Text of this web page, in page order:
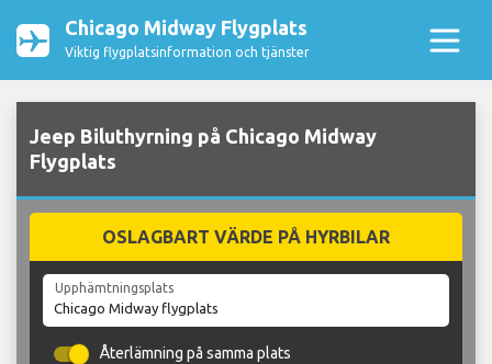
Chicago Midway Flygplats
Viktig flygplatsinformation och tjänster
Jeep Biluthyrning på Chicago Midway
Flygplats
OSLAGBART VÄRDE PÅ HYRBILAR
Upphämtningsplats
Återlämning på samma plats